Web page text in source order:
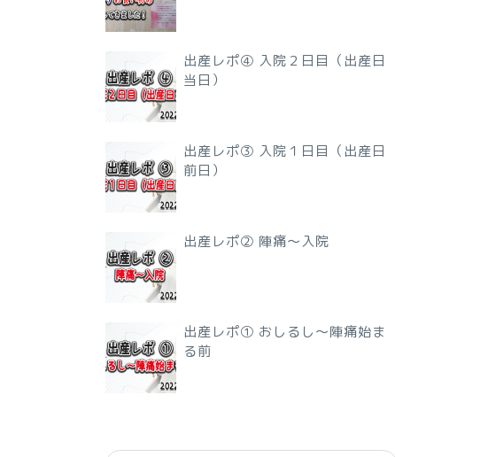
出産レポ④ 入院２日目（出産日
当日）
出産レポ③ 入院１日目（出産日
前日）
出産レポ② 陣痛〜入院
出産レポ① おしるし〜陣痛始ま
る前